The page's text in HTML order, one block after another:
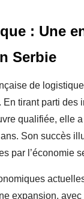
: Une
Serbie
de
En tirant parti des
qualifiée, elle
Son succès
par l’économie
expansion,